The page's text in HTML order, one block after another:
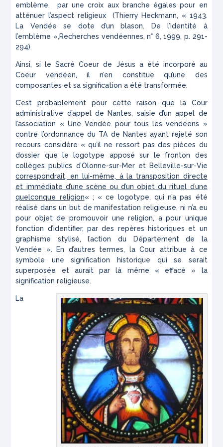
emblème, par une croix aux branche égales pour en
atténuer l’aspect religieux (Thierry Heckmann, « 1943.
La Vendée se dote d’un blason. De l’identité à
l’emblème »,Recherches vendéennes, n° 6, 1999, p. 291-
294).
Ainsi, si le Sacré Coeur de Jésus a été incorporé au
Coeur vendéen, il n’en constitue qu’une des
composantes et sa signification a été transformée.
C’est probablement pour cette raison que la Cour
administrative d’appel de Nantes, saisie d’un appel de
l’association « Une Vendée pour tous les vendéens »
contre l’ordonnance du TA de Nantes ayant rejeté son
recours considère « qu’il ne ressort pas des pièces du
dossier que le logotype apposé sur le fronton des
collèges publics d’Olonne-sur-Mer et Belleville-sur-Vie
correspondrait, en lui-même, à la transposition directe
et immédiate d’une scène ou d’un objet du rituel d’une
quelconque religion« ; « ce logotype, qui n’a pas été
réalisé dans un but de manifestation religieuse, ni n’a eu
pour objet de promouvoir une religion, a pour unique
fonction d’identifier, par des repères historiques et un
graphisme stylisé, l’action du Département de la
Vendée ». En d’autres termes, la Cour attribue à ce
symbole une signification historique qui se serait
superposée et aurait par là même « effacé » la
signification religieuse.
La